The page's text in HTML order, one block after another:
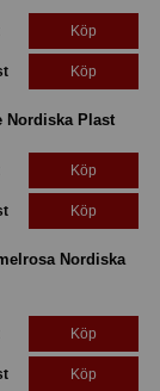
Köp
Köp
Nordiska Plast
Köp
Köp
Nordiska
Köp
Köp